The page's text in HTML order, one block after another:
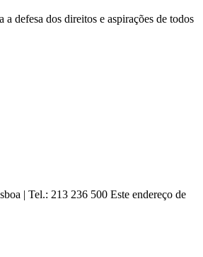
defesa dos direitos e aspirações de todos
| Tel.: 213 236 500 Este endereço de